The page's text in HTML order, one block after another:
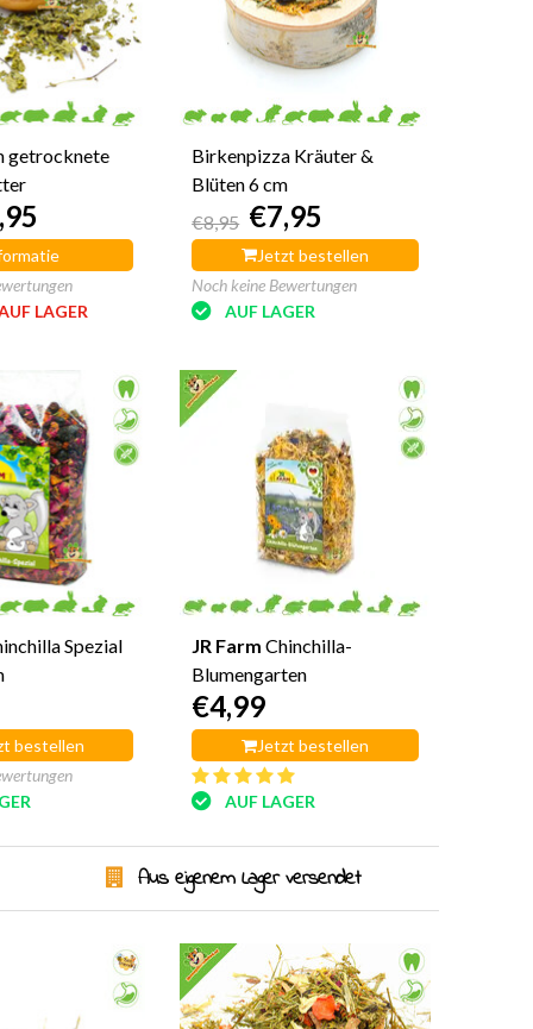
getrocknete
LAGER
Birkenpizza Kräuter &
Blüten 6 cm
€8,95 €7,95
Jetzt bestellen
Noch keine Bewertungen
AUF LAGER
Spezial
bestellen
JR Farm Chinchilla-
Blumengarten
€4,99
Jetzt bestellen
AUF LAGER
Aus eigenem Lager versendet